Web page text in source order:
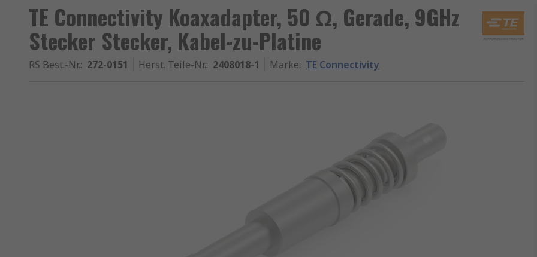
TE Connectivity Koaxadapter, 50 Ω, Gerade, 9GHz
Stecker Stecker, Kabel-zu-Platine
RS Best.-Nr.: 272-0151 Herst. Teile-Nr.: 2408018-1 Marke: TE Connectivity